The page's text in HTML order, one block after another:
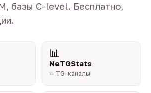
базы C-level. Бесплатно,
📊
NeTGStats
— TG-каналы